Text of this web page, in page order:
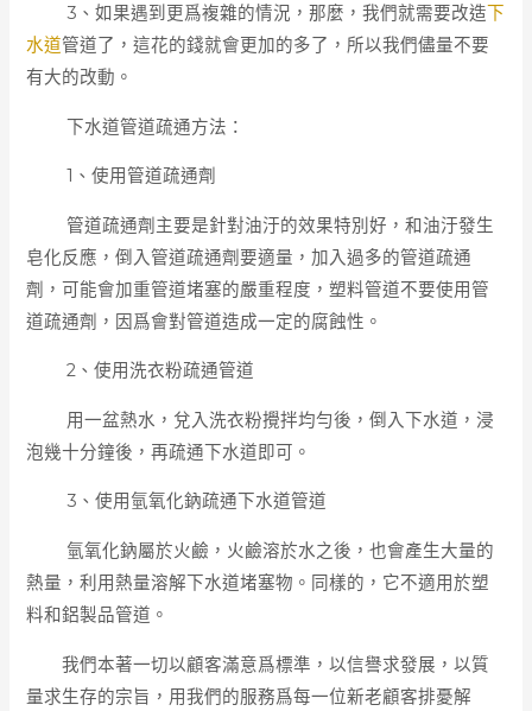
3、如果遇到更爲複雜的情況，那麼，我們就需要改造下
水道管道了，這花的錢就會更加的多了，所以我們儘量不要
有大的改動。
下水道管道疏通方法：
1、使用管道疏通劑
管道疏通劑主要是針對油汙的效果特別好，和油汙發生
皂化反應，倒入管道疏通劑要適量，加入過多的管道疏通
劑，可能會加重管道堵塞的嚴重程度，塑料管道不要使用管
道疏通劑，因爲會對管道造成一定的腐蝕性。
2、使用洗衣粉疏通管道
用一盆熱水，兌入洗衣粉攪拌均勻後，倒入下水道，浸
泡幾十分鐘後，再疏通下水道即可。
3、使用氫氧化鈉疏通下水道管道
氫氧化鈉屬於火鹼，火鹼溶於水之後，也會產生大量的
熱量，利用熱量溶解下水道堵塞物。同樣的，它不適用於塑
料和鋁製品管道。
我們本著一切以顧客滿意爲標準，以信譽求發展，以質
量求生存的宗旨，用我們的服務爲每一位新老顧客排憂解